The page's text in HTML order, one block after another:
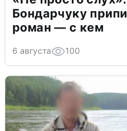
Бондарчуку
роман — с кем
6 августа 100